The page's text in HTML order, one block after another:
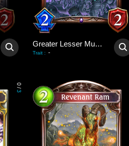
Greater Lesser Mummy
Trait : -
0
/
3